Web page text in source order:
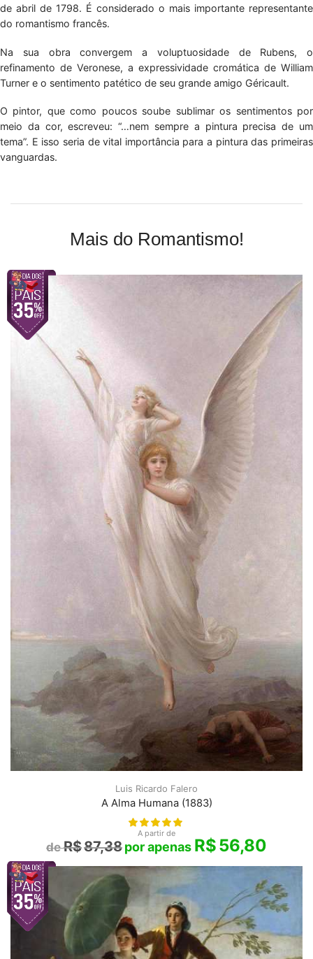
de abril de 1798. É considerado o mais importante representante
do romantismo francês.
Na sua obra convergem a voluptuosidade de Rubens, o
refinamento de Veronese, a expressividade cromática de William
Turner e o sentimento patético de seu grande amigo Géricault.
O pintor, que como poucos soube sublimar os sentimentos por
meio da cor, escreveu: “…nem sempre a pintura precisa de um
tema”. E isso seria de vital importância para a pintura das primeiras
vanguardas.
Mais do Romantismo!
Luis Ricardo Falero
A Alma Humana (1883)
A partir de
R$87,38 R$56,80